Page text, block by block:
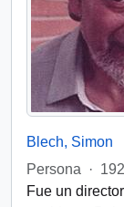
Blech, Simon
Persona
·
Fue un